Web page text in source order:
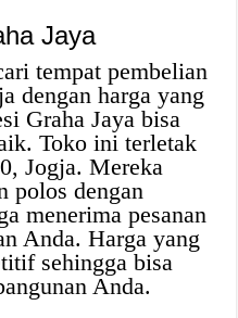
Jaya
tempat pembelian
dengan harga yang
Graha Jaya bisa
Toko ini terletak
Jogja. Mereka
polos dengan
menerima pesanan
Anda. Harga yang
sehingga bisa
Anda.